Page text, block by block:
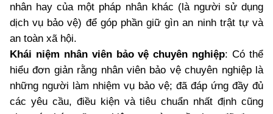
nhân hay của một pháp nhân khác (là người sử dụng
dịch vụ bảo vệ) để góp phần giữ gìn an ninh trật tự và
an toàn xã hội.
Khái niệm nhân viên bảo vệ chuyên nghiệp: Có thể
hiểu đơn giản rằng nhân viên bảo vệ chuyên nghiệp là
những người làm nhiệm vụ bảo vệ; đã đáp ứng đầy đủ
các yêu cầu, điều kiện và tiêu chuẩn nhất định cũng